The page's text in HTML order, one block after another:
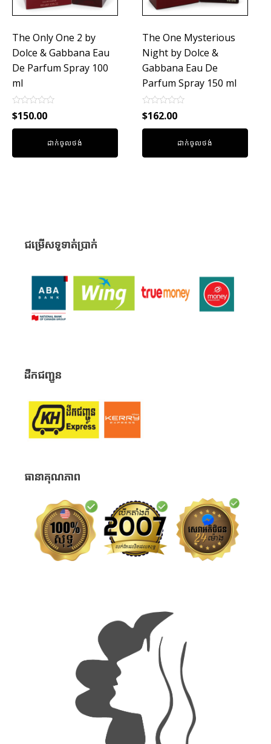
The Only One 2 by
Dolce & Gabbana Eau
De Parfum Spray 100
ml
Rated
0
out
$150.00
ដាក់ចូលថង់
The One Mysterious
Night by Dolce &
Gabbana Eau De
Parfum Spray 150 ml
Rated
0
out
$162.00
ដាក់ចូលថង់
ជម្រើសទូទាត់ប្រាក់
ដឹកជញ្ជូន
ធានាគុណភាព